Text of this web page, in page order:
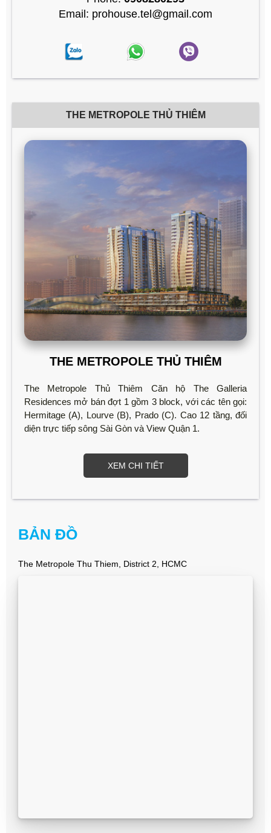
Email: prohouse.tel@gmail.com
THE METROPOLE THỦ THIÊM
THE METROPOLE THỦ THIÊM
The Metropole Thủ Thiêm Căn hộ The Galleria
Residences mở bán đợt 1 gồm 3 block, với các tên gọi:
Hermitage (A), Lourve (B), Prado (C). Cao 12 tầng, đối
diện trực tiếp sông Sài Gòn và View Quận 1.
XEM CHI TIẾT
BẢN ĐỒ
The Metropole Thu Thiem, District 2, HCMC